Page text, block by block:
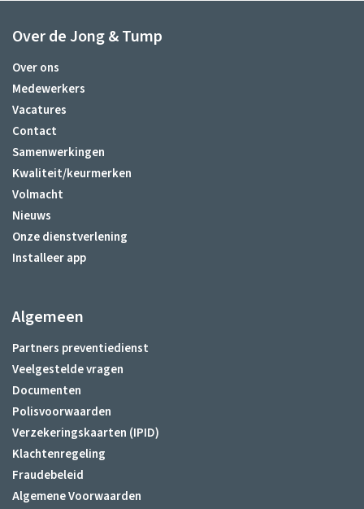
Over de Jong & Tump
Over ons
Medewerkers
Vacatures
Contact
Samenwerkingen
Kwaliteit/keurmerken
Volmacht
Nieuws
Onze dienstverlening
Installeer app
Algemeen
Partners preventiedienst
Veelgestelde vragen
Documenten
Polisvoorwaarden
Verzekeringskaarten (IPID)
Klachtenregeling
Fraudebeleid
Algemene Voorwaarden